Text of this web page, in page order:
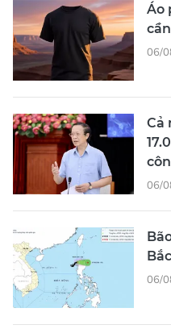
Áo
06/
Cả
06/
06/